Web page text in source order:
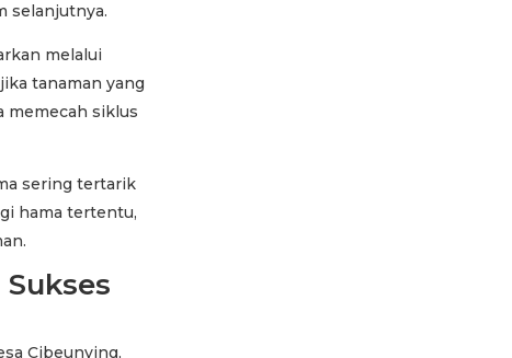
selanjutnya.
melalui
tanaman yang
memecah siklus
sering tertarik
hama tertentu,
Cibeunying,